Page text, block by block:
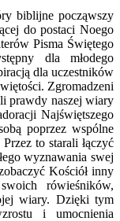
biblijne począwszy
do postaci Noego
Pisma Świętego
dla młodego
dla uczestników
Zgromadzeni
prawdy naszej wiary
Najświętszego
poprzez wspólne
to starali łączyć
wyznawania swej
Kościół inny
rówieśników,
wiary. Dzięki tym
i umocnienia